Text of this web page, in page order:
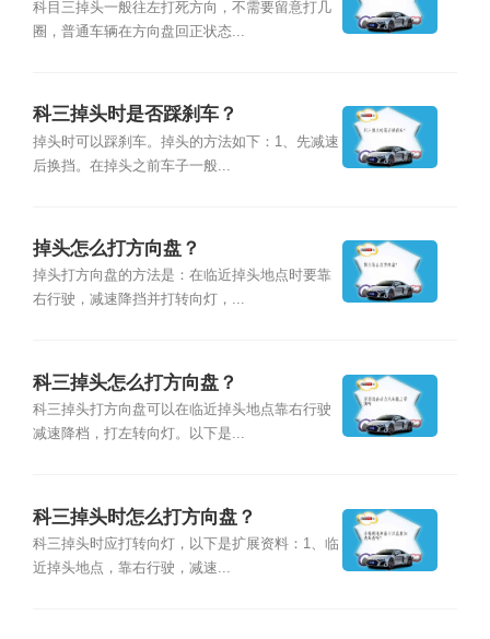
科目三掉头一般往左打死方向，不需要留意打几
圈，普通车辆在方向盘回正状态...
科三掉头时是否踩刹车？
掉头时可以踩刹车。掉头的方法如下：1、先减速
后换挡。在掉头之前车子一般...
掉头怎么打方向盘？
掉头打方向盘的方法是：在临近掉头地点时要靠
右行驶，减速降挡并打转向灯，...
科三掉头怎么打方向盘？
科三掉头打方向盘可以在临近掉头地点靠右行驶
减速降档，打左转向灯。以下是...
科三掉头时怎么打方向盘？
科三掉头时应打转向灯，以下是扩展资料：1、临
近掉头地点，靠右行驶，减速...